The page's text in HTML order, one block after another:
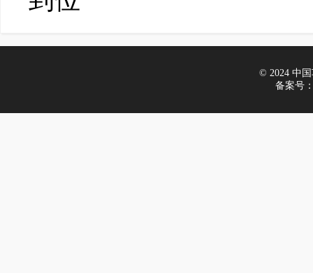
© 2024 中国
备案号